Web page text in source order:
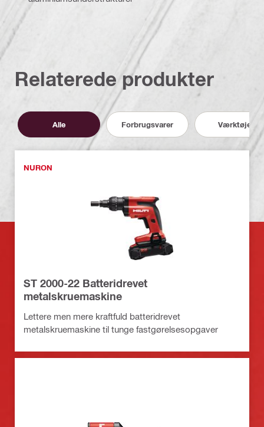
Relaterede produkter
Alle Forbrugsvarer Værktøjer
NURON
ST 2000-22 Batteridrevet
metalskruemaskine
Lettere men mere kraftfuld batteridrevet
metalskruemaskine til tunge fastgørelsesopgaver